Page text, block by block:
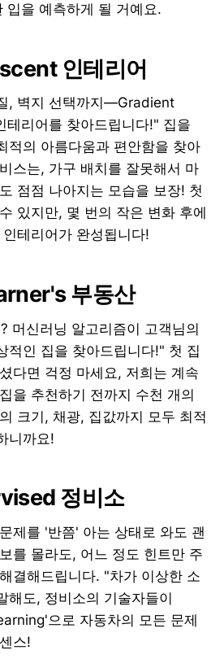
입을 예측하게 될 거예요.
인테리어
, 벽지 선택까지—Gradient
테리어를 찾아드립니다!" 집을
적의 아름다움과 편안함을 찾아
스는, 가구 배치를 잘못해서 마
점점 나아지는 모습을 보장! 첫
있지만, 몇 번의 작은 변화 후에
테리어가 완성됩니다!
부동산
머신러닝 알고리즘이 고객님의
적인 집을 찾아드립니다!" 첫 집
다면 걱정 마세요, 저희는 계속
을 추천하기 전까지 수천 개의
크기, 채광, 집값까지 모두 최적
니까요!
정비소
제를 '반쯤' 아는 상태로 와도 괜
를 몰라도, 어느 정도 힌트만 주
결해드립니다. "차가 이상한 소
해도, 정비소의 기술자들이
으로 자동차의 모든 문제
스!